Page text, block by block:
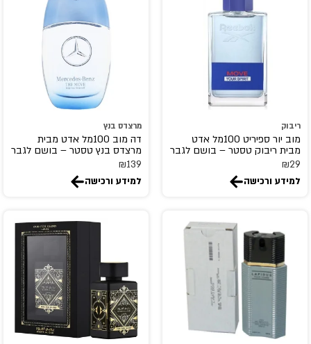
Ariana Grande
ASDAAF
ATELIER DES ORS
atkinsons
ATTAR COLLECTION
AURORA SCENTS
azzaro
BHARARA
BILL BLASS
Billie Wilish
BOIS 1920
Bon Parfumeur
Bond No 9
ריבוק
מוב יור ספיריט 100מל אדט
מבית ריבוק טסטר – בושם לגבר
₪29
למידע ורכישה
מרצדס בנץ
דה מוב 100מל אדט מבית
מרצדס בנץ טסטר – בושם לגבר
₪139
למידע ורכישה